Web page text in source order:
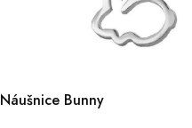
Náušnice Bunny